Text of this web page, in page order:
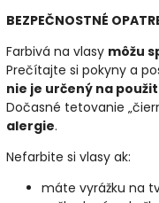
BEZPEČNOSTNÉ
Farbivá na vlasy môžu
Prečítajte si pokyny a
nie je určený na
Dočasné tetovanie
alergie.
Nefarbite si vlasy ak:
máte vyrážku na